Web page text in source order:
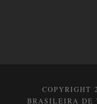
COPYRIGHT
BRASILEIRA